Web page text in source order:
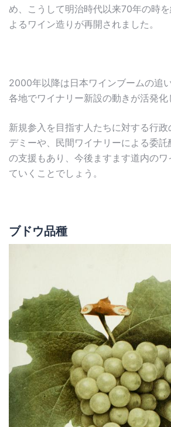
め、こうして明治時代以来70年の時
よるワイン造りが再開されました。
2000年以降は日本ワインブームの追
各地でワイナリー新設の動きが活発化
新規参入を目指す人たちに対する行
デミーや、民間ワイナリーによる委
の支援もあり、今後ますます道内の
ていくことでしょう。
ブドウ品種